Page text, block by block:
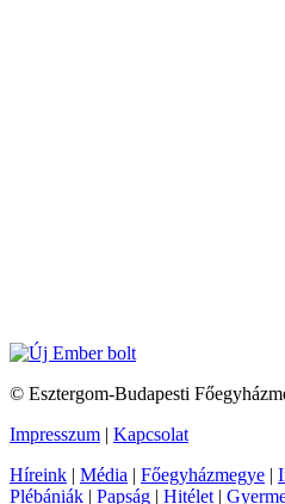
© Esztergom-Budapesti
Impresszum | Kapcsolat
Híreink | Média | Főegyházmegye |
Plébániák | Papság | Hitélet |